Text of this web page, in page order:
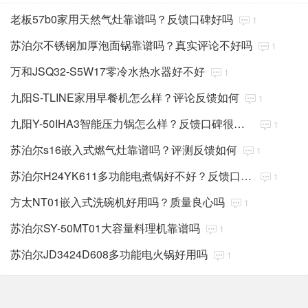
老板57b0家用天然气灶靠谱吗？反馈口碑好吗 1
苏泊尔不锈钢加厚泡面锅靠谱吗？真实评论不好吗 1
万和JSQ32-S5W17零冷水热水器好不好 1
九阳S-TLINE家用早餐机怎么样？评论反馈如何 1
九阳Y-50IHA3智能压力锅怎么样？反馈口碑很好吗 1
苏泊尔s16嵌入式燃气灶靠谱吗？评测反馈如何 1
苏泊尔H24YK611多功能电煮锅好不好？反馈口碑很好吗 1
方太NT01嵌入式洗碗机好用吗？质量良心吗 1
苏泊尔SY-50MT01大容量料理机靠谱吗 1
苏泊尔JD3424D608多功能电火锅好用吗 1